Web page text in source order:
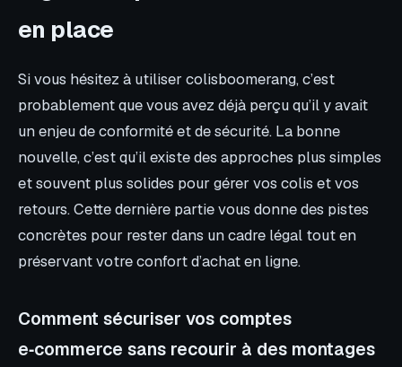
en place
Si vous hésitez à utiliser colisboomerang, c’est
probablement que vous avez déjà perçu qu’il y avait
un enjeu de conformité et de sécurité. La bonne
nouvelle, c’est qu’il existe des approches plus simples
et souvent plus solides pour gérer vos colis et vos
retours. Cette dernière partie vous donne des pistes
concrètes pour rester dans un cadre légal tout en
préservant votre confort d’achat en ligne.
Comment sécuriser vos comptes
e‑commerce sans recourir à des montages